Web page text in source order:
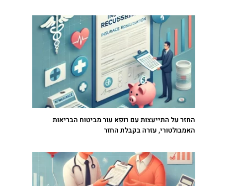
החזר על התייעצות עם רופא עור מביטוח הבריאות
האמבולטורי, עזרה בקבלת החזר